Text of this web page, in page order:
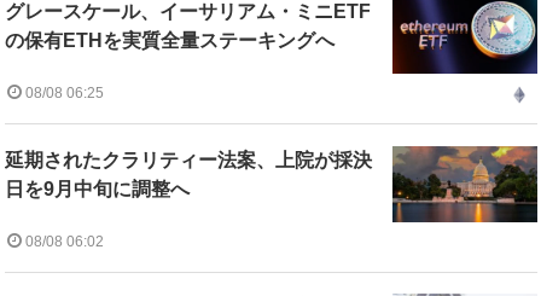
グレースケール、イーサリアム・ミニETF
の保有ETHを実質全量ステーキングへ
08/08 06:25
延期されたクラリティー法案、上院が採決
日を9月中旬に調整へ
08/08 06:02